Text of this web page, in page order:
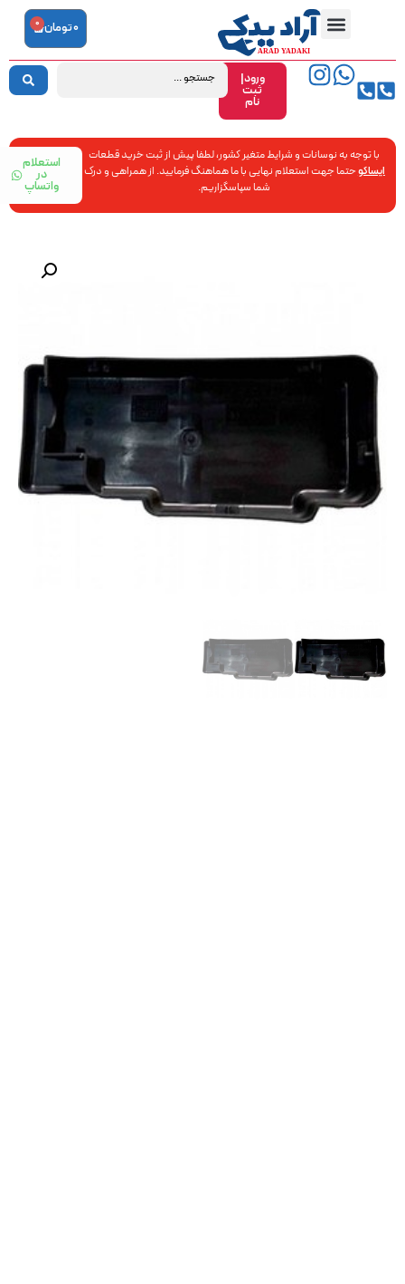
ورود|
ثبت
نام
0تومان 0
با توجه به نوسانات و شرایط متغیر کشور، لطفا پیش از ثبت خرید قطعات
ایساکوحتما جهت استعلام نهایی با ما هماهنگ فرمایید. از همراهی و درک
شما سپاسگزاریم.
استعلام
در
واتساپ